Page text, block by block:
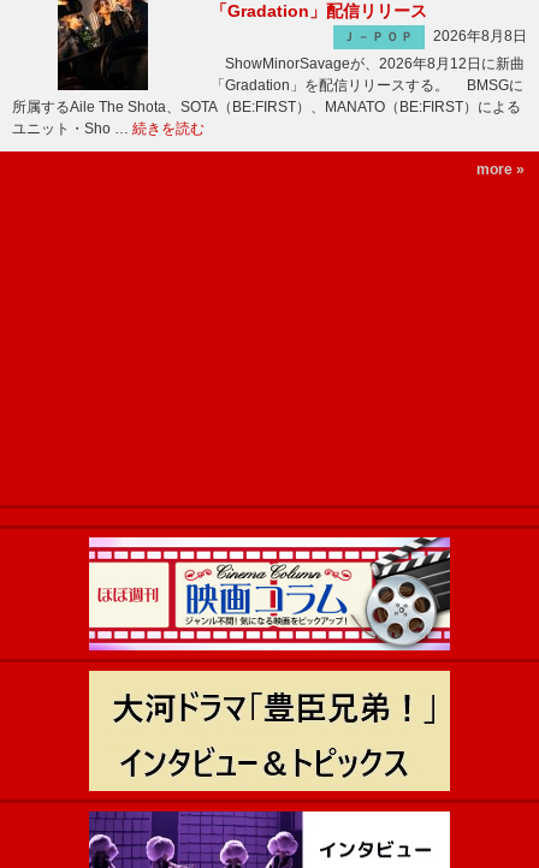
「Gradation」配信リリース
Ｊ－ＰＯＰ
2026年8月8日
ShowMinorSavageが、2026年8月12日に新曲
「Gradation」を配信リリースする。 BMSGに
所属するAile The Shota、SOTA（BE:FIRST）、MANATO（BE:FIRST）による
ユニット・Sho … 続きを読む
more »